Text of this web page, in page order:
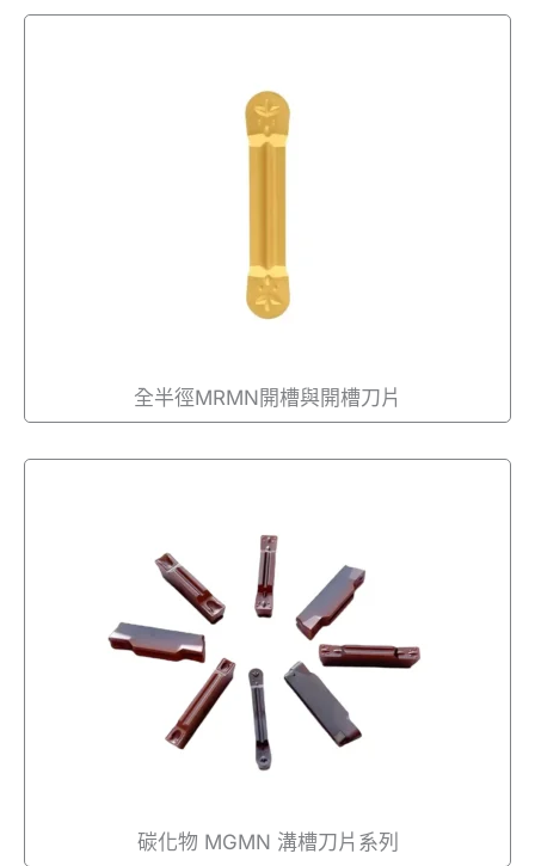
全半徑MRMN開槽與開槽刀片
碳化物 MGMN 溝槽刀片系列